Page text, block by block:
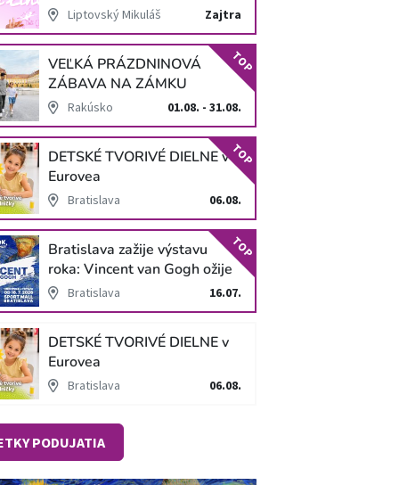
Liptovský Mikuláš Zajtra
VEĽKÁ PRÁZDNINOVÁ
ZÁBAVA NA ZÁMKU
SCHLOSS HOF
Rakúsko 01.08. - 31.08.
TOP
DETSKÉ TVORIVÉ DIELNE v
Eurovea
Bratislava 06.08.
TOP
Bratislava zažije výstavu
roka: Vincent van Gogh ožije
v unikátnej imerzívnej šou!
Bratislava 16.07.
TOP
DETSKÉ TVORIVÉ DIELNE v
Eurovea
Bratislava 06.08.
PODUJATIA